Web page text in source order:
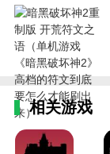
相关游戏